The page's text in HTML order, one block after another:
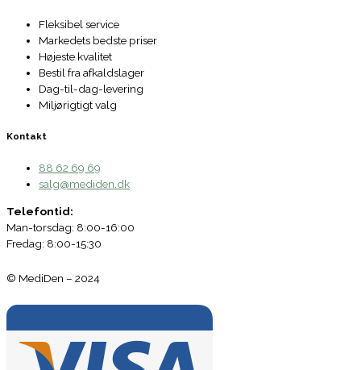
Fleksibel service
Markedets bedste priser
Højeste kvalitet
Bestil fra afkaldslager
Dag-til-dag-levering
Miljørigtigt valg
Kontakt
88 62 69 69
salg@mediden.dk
Telefontid:
Man-torsdag: 8:00-16:00
Fredag: 8:00-15:30
© MediDen – 2024